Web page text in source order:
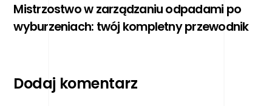
Mistrzostwo w zarządzaniu odpadami po
wyburzeniach: twój kompletny przewodnik
Dodaj komentarz